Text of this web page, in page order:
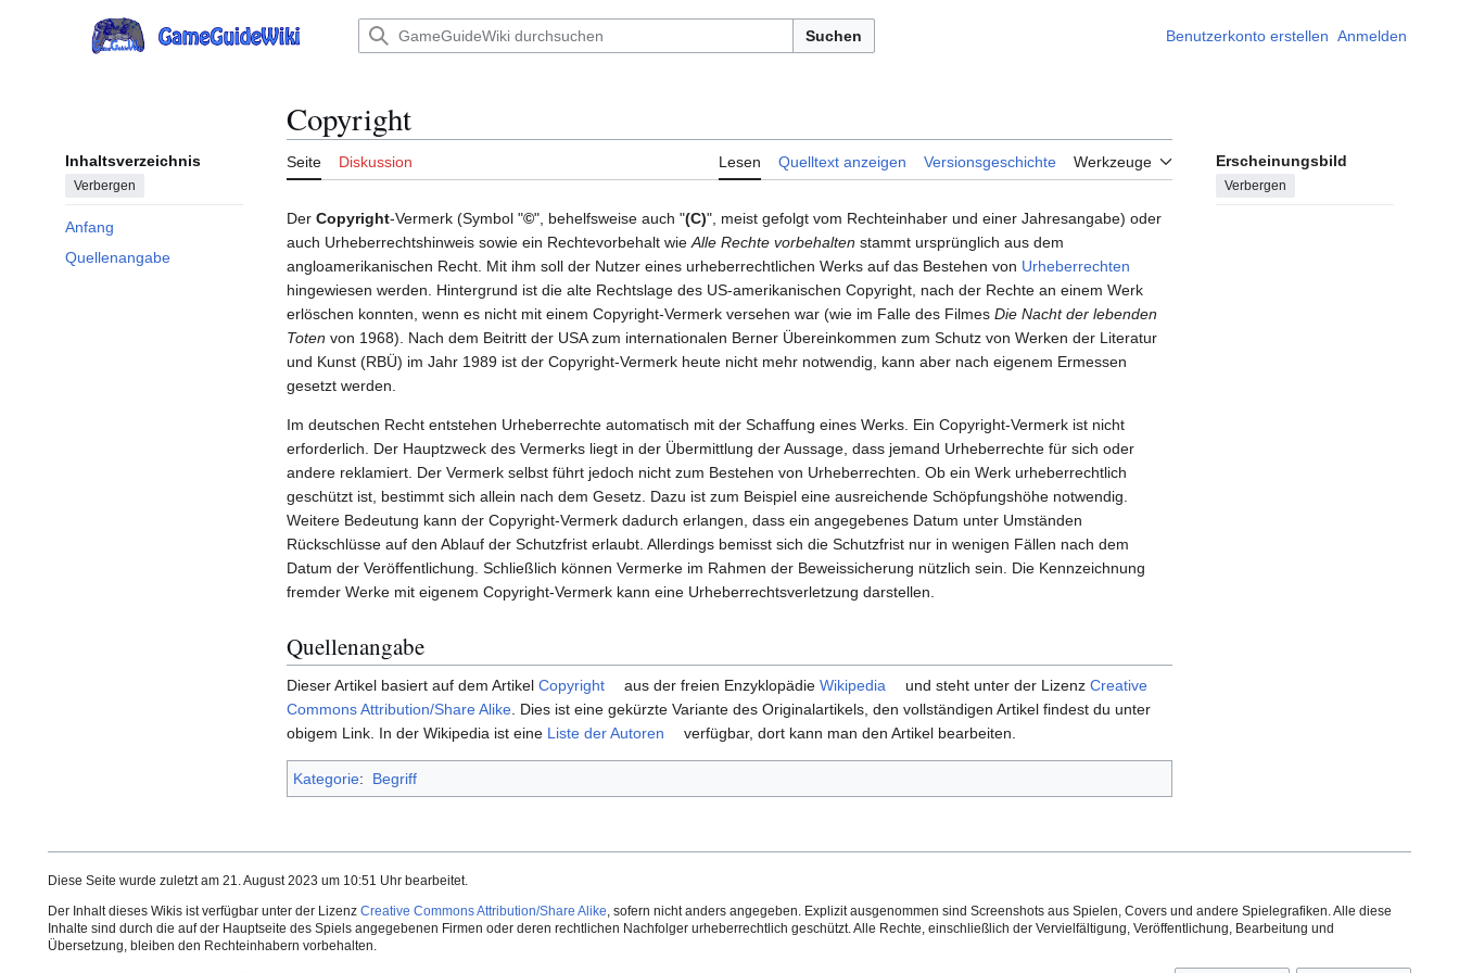
Hauptmenü Suchen Benutzerkonto erstellen Anmelden
Inhaltsverzeichnis
Verbergen
Anfang
Quellenangabe
Copyright
Seite Diskussion Lesen Quelltext anzeigen Versionsgeschichte Werkzeuge Erscheinungsbild
Verbergen
Der Copyright-Vermerk (Symbol "©", behelfsweise auch "(C)", meist gefolgt vom Rechteinhaber und einer Jahresangabe) oder
auch Urheberrechtshinweis sowie ein Rechtevorbehalt wie Alle Rechte vorbehalten stammt ursprünglich aus dem
angloamerikanischen Recht. Mit ihm soll der Nutzer eines urheberrechtlichen Werks auf das Bestehen von Urheberrechten
hingewiesen werden. Hintergrund ist die alte Rechtslage des US-amerikanischen Copyright, nach der Rechte an einem Werk
erlöschen konnten, wenn es nicht mit einem Copyright-Vermerk versehen war (wie im Falle des Filmes Die Nacht der lebenden
Toten von 1968). Nach dem Beitritt der USA zum internationalen Berner Übereinkommen zum Schutz von Werken der Literatur
und Kunst (RBÜ) im Jahr 1989 ist der Copyright-Vermerk heute nicht mehr notwendig, kann aber nach eigenem Ermessen
gesetzt werden.
Im deutschen Recht entstehen Urheberrechte automatisch mit der Schaffung eines Werks. Ein Copyright-Vermerk ist nicht
erforderlich. Der Hauptzweck des Vermerks liegt in der Übermittlung der Aussage, dass jemand Urheberrechte für sich oder
andere reklamiert. Der Vermerk selbst führt jedoch nicht zum Bestehen von Urheberrechten. Ob ein Werk urheberrechtlich
geschützt ist, bestimmt sich allein nach dem Gesetz. Dazu ist zum Beispiel eine ausreichende Schöpfungshöhe notwendig.
Weitere Bedeutung kann der Copyright-Vermerk dadurch erlangen, dass ein angegebenes Datum unter Umständen
Rückschlüsse auf den Ablauf der Schutzfrist erlaubt. Allerdings bemisst sich die Schutzfrist nur in wenigen Fällen nach dem
Datum der Veröffentlichung. Schließlich können Vermerke im Rahmen der Beweissicherung nützlich sein. Die Kennzeichnung
fremder Werke mit eigenem Copyright-Vermerk kann eine Urheberrechtsverletzung darstellen.
Quellenangabe
Dieser Artikel basiert auf dem Artikel Copyright aus der freien Enzyklopädie Wikipedia und steht unter der Lizenz Creative
Commons Attribution/Share Alike . Dies ist eine gekürzte Variante des Originalartikels, den vollständigen Artikel findest du unter
obigem Link. In der Wikipedia ist eine Liste der Autoren verfügbar, dort kann man den Artikel bearbeiten.
Kategorie: Begriff
Diese Seite wurde zuletzt am 21. August 2023 um 10:51 Uhr bearbeitet.
Der Inhalt dieses Wikis ist verfügbar unter der Lizenz Creative Commons Attribution/Share Alike, sofern nicht anders angegeben. Explizit ausgenommen sind Screenshots aus Spielen, Covers und andere Spielegrafiken. Alle diese
Inhalte sind durch die auf der Hauptseite des Spiels angegebenen Firmen oder deren rechtlichen Nachfolger urheberrechtlich geschützt. Alle Rechte, einschließlich der Vervielfältigung, Veröffentlichung, Bearbeitung und
Übersetzung, bleiben den Rechteinhabern vorbehalten.